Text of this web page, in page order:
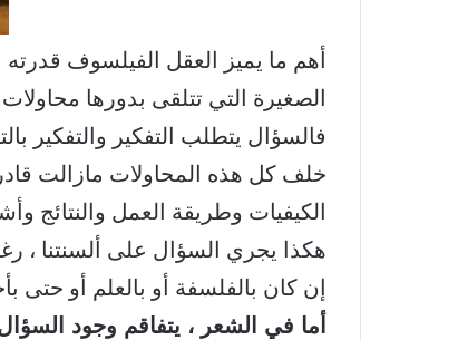
أهم ما يميز العقل الفيلسوف
الصغيرة التي تتلقى بدورها
فالسؤال يتطلب التفكير والتفكير
خلف كل هذه المحاولات مازالت
الكيفيات وطريقة العمل والنتائج
هكذا يجري السؤال على ألسنتنا ،
إن كان بالفلسفة أو بالعلم أو حتى
أما في الشعر ، يتفاقم وجود